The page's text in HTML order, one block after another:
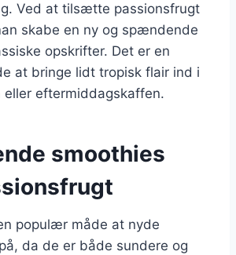
Ved at tilsætte passionsfrugt
skabe en ny og spændende
opskrifter. Det er en
at bringe lidt tropisk flair ind i
eller eftermiddagskaffen.
smoothies
populær måde at nyde
da de er både sundere og